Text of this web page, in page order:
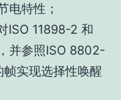
电特性；
ISO 11898-2 和
并参照ISO 8802-
实现选择性唤醒